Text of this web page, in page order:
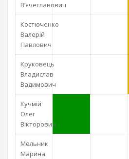
В’ячеславович
Костюченко
Валерій
Павлович
Круковець
Владислав
Вадимович
Кучмій
Олег
Вікторович
Мельник
Марина